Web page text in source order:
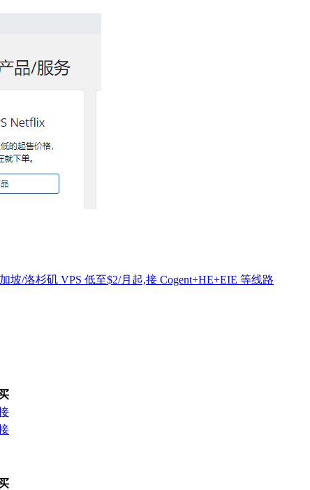
坡/洛杉矶 VPS 低至$2/月起,接 Cogent+HE+EIE 等线路